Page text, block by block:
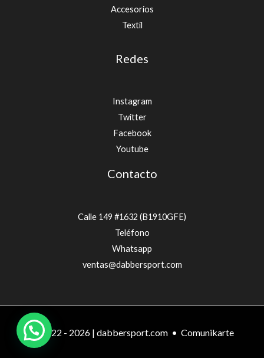
Accesorios
Textíl
Redes
Instagram
Twitter
Facebook
Youtube
Contacto
Calle 149 #1632 (B1910GFE)
Teléfono
Whatsapp
ventas@dabbersport.com
© 2022 - 2026 | dabbersport.com • Comunikarte